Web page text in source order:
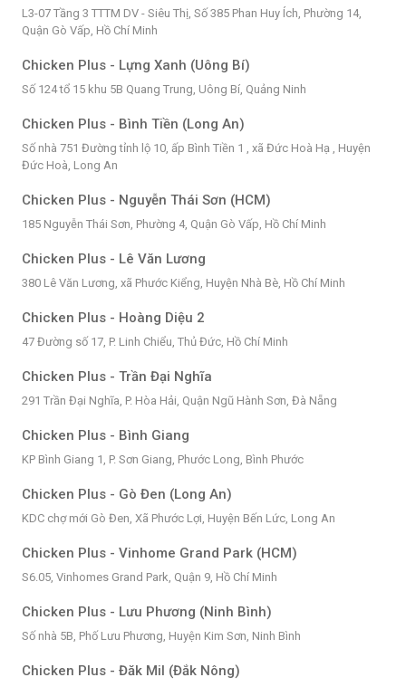
L3-07 Tầng 3 TTTM DV - Siêu Thị, Số 385 Phan Huy Ích, Phường 14,
Quận Gò Vấp, Hồ Chí Minh
Chicken Plus - Lựng Xanh (Uông Bí)
Số 124 tổ 15 khu 5B Quang Trung, Uông Bí, Quảng Ninh
Chicken Plus - Bình Tiền (Long An)
Số nhà 751 Đường tỉnh lộ 10, ấp Bình Tiền 1 , xã Đức Hoà Hạ , Huyện
Đức Hoà, Long An
Chicken Plus - Nguyễn Thái Sơn (HCM)
185 Nguyễn Thái Sơn, Phường 4, Quận Gò Vấp, Hồ Chí Minh
Chicken Plus - Lê Văn Lương
380 Lê Văn Lương, xã Phước Kiểng, Huyện Nhà Bè, Hồ Chí Minh
Chicken Plus - Hoàng Diệu 2
47 Đường số 17, P. Linh Chiểu, Thủ Đức, Hồ Chí Minh
Chicken Plus - Trần Đại Nghĩa
291 Trần Đại Nghĩa, P. Hòa Hải, Quận Ngũ Hành Sơn, Đà Nẵng
Chicken Plus - Bình Giang
KP Bình Giang 1, P. Sơn Giang, Phước Long, Bình Phước
Chicken Plus - Gò Đen (Long An)
KDC chợ mới Gò Đen, Xã Phước Lợi, Huyện Bến Lức, Long An
Chicken Plus - Vinhome Grand Park (HCM)
S6.05, Vinhomes Grand Park, Quận 9, Hồ Chí Minh
Chicken Plus - Lưu Phương (Ninh Bình)
Số nhà 5B, Phố Lưu Phương, Huyện Kim Sơn, Ninh Bình
Chicken Plus - Đăk Mil (Đắk Nông)